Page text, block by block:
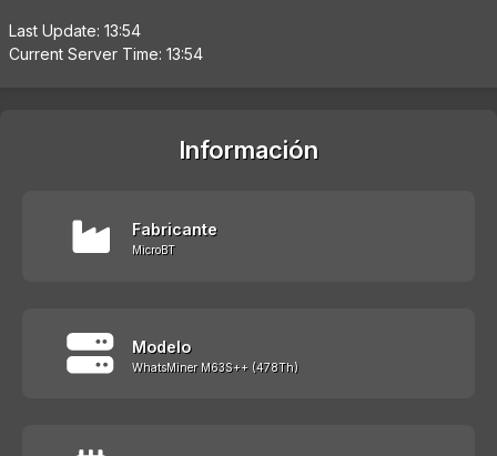
Last Update: 13:54
Current Server Time: 13:54
Información
Fabricante
MicroBT
Modelo
WhatsMiner M63S++ (478Th)